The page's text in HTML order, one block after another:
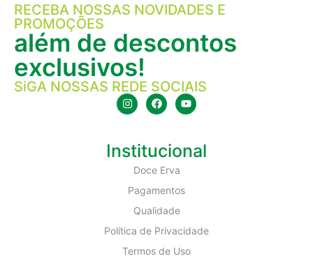
RECEBA NOSSAS NOVIDADES E
PROMOÇÕES
além de descontos
exclusivos!
SiGA NOSSAS REDE SOCIAIS
Institucional
Doce Erva
Pagamentos
Qualidade
Política de Privacidade
Termos de Uso